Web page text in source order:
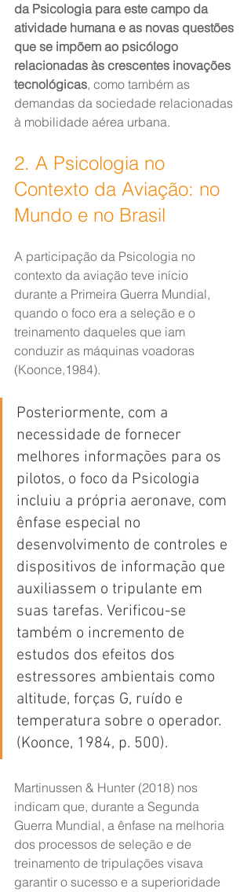
da Psicologia para este campo da
atividade humana e as novas questões
que se impõem ao psicólogo
relacionadas às crescentes inovações
tecnológicas, como também as
demandas da sociedade relacionadas
à mobilidade aérea urbana.
2. A Psicologia no
Contexto da Aviação: no
Mundo e no Brasil
A participação da Psicologia no
contexto da aviação teve início
durante a Primeira Guerra Mundial,
quando o foco era a seleção e o
treinamento daqueles que iam
conduzir as máquinas voadoras
(Koonce,1984).
Posteriormente, com a
necessidade de fornecer
melhores informações para os
pilotos, o foco da Psicologia
incluiu a própria aeronave, com
ênfase especial no
desenvolvimento de controles e
dispositivos de informação que
auxiliassem o tripulante em
suas tarefas. Verificou-se
também o incremento de
estudos dos efeitos dos
estressores ambientais como
altitude, forças G, ruído e
temperatura sobre o operador.
(Koonce, 1984, p. 500).
Martinussen & Hunter (2018) nos
indicam que, durante a Segunda
Guerra Mundial, a ênfase na melhoria
dos processos de seleção e de
treinamento de tripulações visava
garantir o sucesso e a superioridade